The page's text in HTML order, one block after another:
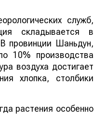
служб,
складывается в
провинции Шаньдун,
10% производства
воздуха достигает
хлопка, столбики
растения особенно